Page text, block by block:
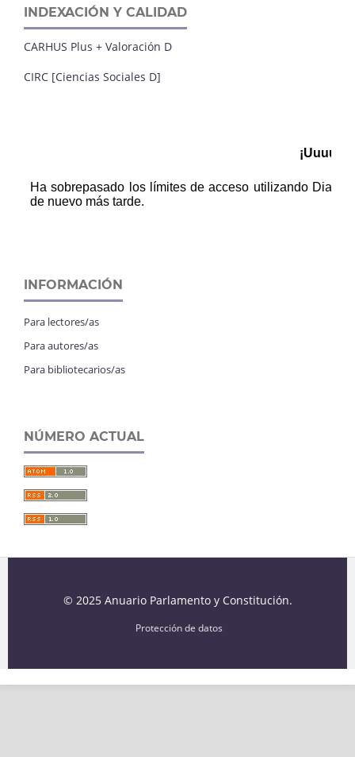
INDEXACIÓN Y CALIDAD
CARHUS Plus + Valoración D
CIRC [Ciencias Sociales D]
INFORMACIÓN
Para lectores/as
Para autores/as
Para bibliotecarios/as
NÚMERO ACTUAL
© 2025 Anuario Parlamento y Constitución.
Protección de datos